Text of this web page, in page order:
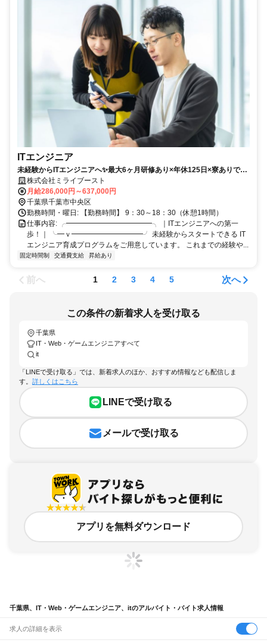
ITエンジニア
未経験からITエンジニアへ✨最大6ヶ月研修あり×年休125日×寮ありで安
心の働きやすさ◎
株式会社ミライブースト
月給286,000円～637,000円
千葉県千葉市中央区
勤務時間・曜日: 【勤務時間】 9：30～18：30（休憩1時間）
仕事内容: ╭━━━━━━━━━━━━╮ ｜ITエンジニアへの第一
歩！｜ ╰━ｖ━━━━━━━━━━╯ 未経験からスタートできる IT
エンジニア育成プログラムをご用意しています。 これまでの経験や...
固定時間制 交通費支給 昇給あり
前へ 1 2 3 4 5 次へ
この条件の新着求人を受け取る
千葉県
IT・Web・ゲームエンジニアすべて
it
「LINEで受け取る」では、新着求人のほか、おすすめ情報なども配信しま
す。 詳しくはこちら
LINEで受け取る
メールで受け取る
アプリを無料ダウンロード
千葉県、IT・Web・ゲームエンジニア、itのアルバイト・バイト求人情報
求人の詳細を表示